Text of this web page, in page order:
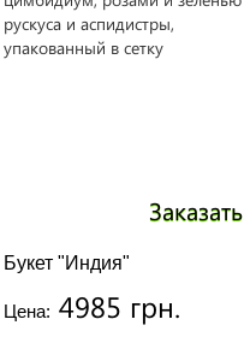
Букет "Индия"
Цена: 4985 грн.
Заказать